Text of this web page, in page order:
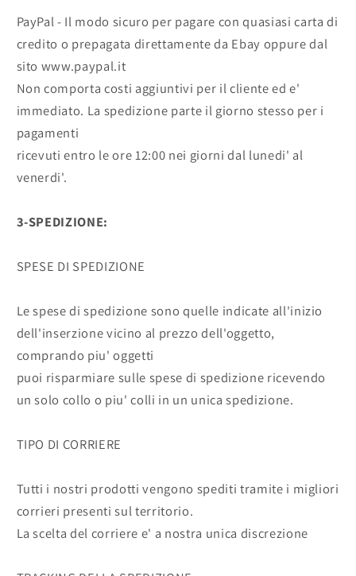
PayPal - Il modo sicuro per pagare con quasiasi carta di
credito o prepagata direttamente da Ebay oppure dal
sito www.paypal.it
Non comporta costi aggiuntivi per il cliente ed e'
immediato. La spedizione parte il giorno stesso per i
pagamenti
ricevuti entro le ore 12:00 nei giorni dal lunedi' al
venerdi'.
3-SPEDIZIONE:
SPESE DI SPEDIZIONE
Le spese di spedizione sono quelle indicate all'inizio
dell'inserzione vicino al prezzo dell'oggetto,
comprando piu' oggetti
puoi risparmiare sulle spese di spedizione ricevendo
un solo collo o piu' colli in un unica spedizione.
TIPO DI CORRIERE
Tutti i nostri prodotti vengono spediti tramite i migliori
corrieri presenti sul territorio.
La scelta del corriere e' a nostra unica discrezione